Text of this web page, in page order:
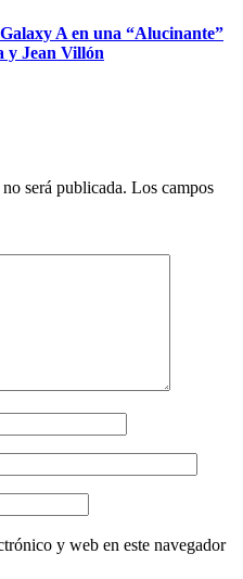
A en una “Alucinante”
y Jean Villón
será publicada. Los campos
y web en este navegador